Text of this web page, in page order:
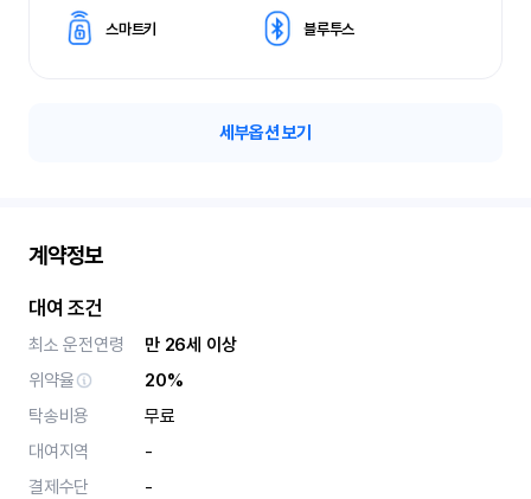
스마트키 블루투스
세부옵션 보기
계약정보
대여 조건
최소 운전연령
만 26세 이상
위약율
20%
탁송비용
무료
대여지역
-
결제수단
-